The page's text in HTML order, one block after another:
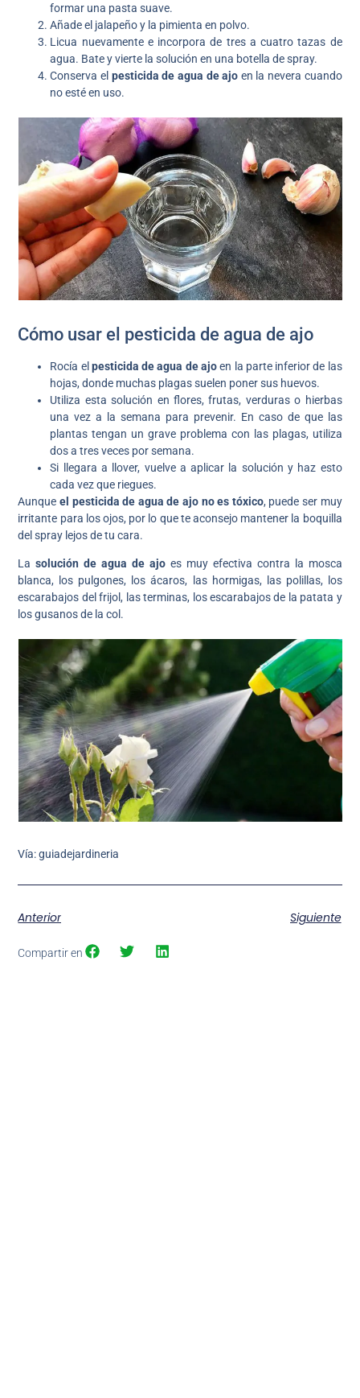
formar una pasta suave.
Añade el jalapeño y la pimienta en polvo.
Licua nuevamente e incorpora de tres a cuatro tazas de
agua. Bate y vierte la solución en una botella de spray.
Conserva el pesticida de agua de ajo en la nevera cuando
no esté en uso.
Cómo usar el pesticida de agua de ajo
Rocía el pesticida de agua de ajoen la parte inferior de las
hojas, donde muchas plagas suelen poner sus huevos.
Utiliza esta solución en flores, frutas, verduras o hierbas
una vez a la semana para prevenir. En caso de que las
plantas tengan un grave problema con las plagas, utiliza
dos a tres veces por semana.
Si llegara a llover, vuelve a aplicar la solución y haz esto
cada vez que riegues.
Aunque el pesticida de agua de ajo no es tóxico, puede ser muy
irritante para los ojos, por lo que te aconsejo mantener la boquilla
del spray lejos de tu cara.
La solución de agua de ajo es muy efectiva contra la mosca
blanca, los pulgones, los ácaros, las hormigas, las polillas, los
escarabajos del frijol, las terminas, los escarabajos de la patata y
los gusanos de la col.
Vía: guiadejardineria
Anterior Siguiente
Compartir en